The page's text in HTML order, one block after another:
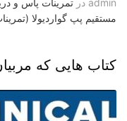
admin در تمرینات پاس و
مستقیم پپ گواردیولا
کتاب هایی که